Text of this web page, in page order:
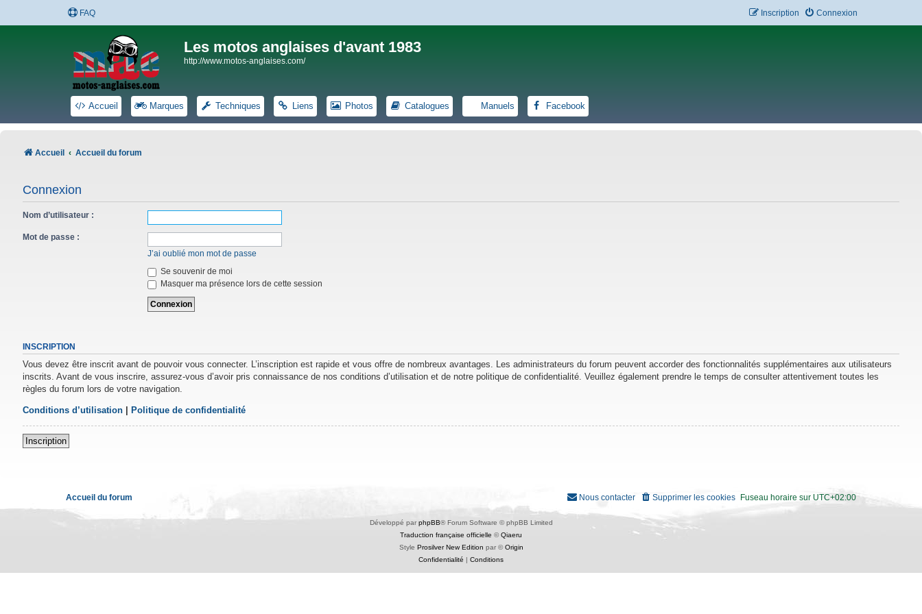
FAQ Connexion
Inscription
Les motos anglaises d'avant 1983
http://www.motos-anglaises.com/
Accueil Marques Techniques Liens Photos Catalogues Manuels Facebook
Accueil Accueil du forum
Connexion
Nom d’utilisateur :
Mot de passe :
J’ai oublié mon mot de passe
Se souvenir de moi
Masquer ma présence lors de cette session
INSCRIPTION
Vous devez être inscrit avant de pouvoir vous connecter. L’inscription est rapide et vous offre de nombreux avantages. Les administrateurs du forum peuvent accorder des fonctionnalités supplémentaires aux utilisateurs
inscrits. Avant de vous inscrire, assurez-vous d’avoir pris connaissance de nos conditions d’utilisation et de notre politique de confidentialité. Veuillez également prendre le temps de consulter attentivement toutes les
règles du forum lors de votre navigation.
Conditions d’utilisation Politique de confidentialité
Inscription
Accueil du forum Fuseau horaire sur UTC+02:00
Supprimer les cookies
Nous contacter
Développé par phpBB® Forum Software © phpBB Limited
Traduction française officielle ©Qiaeru
Style Prosilver New Edition par ©Origin
Confidentialité
Conditions